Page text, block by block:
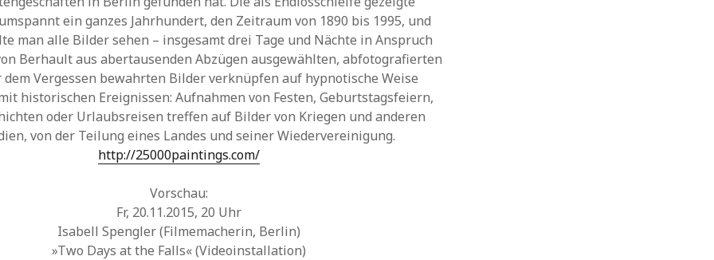
ein ganzes Jahrhundert, den Zeitraum von 1890 bis 1995, und
man alle Bilder sehen – insgesamt drei Tage und Nächte in Anspruch
Berhault aus abertausenden Abzügen ausgewählten, abfotografierten
dem Vergessen bewahrten Bilder verknüpfen auf hypnotische Weise
historischen Ereignissen: Aufnahmen von Festen, Geburtstagsfeiern,
oder Urlaubsreisen treffen auf Bilder von Kriegen und anderen
von der Teilung eines Landes und seiner Wiedervereinigung.
http://25000paintings.com/
Vorschau:
Fr, 20.11.2015, 20 Uhr
Isabell Spengler (Filmemacherin, Berlin)
»Two Days at the Falls« (Videoinstallation)